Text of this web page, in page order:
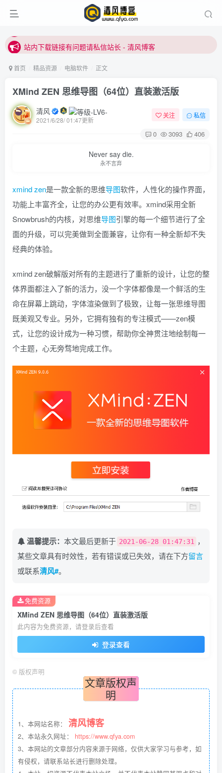
站内下载链接有问题请私信站长 - 清风博客
站内下载链接有问题请私信站长 - 清风博客
首页 精品资源 电脑软件 正文
XMind ZEN 思维导图（64位）直装激活版
清风
2021/6/28/ 01:47更新
关注 私信
0 3093 406
Never say die.
永不言弃
xmindzen是一款全新的思维导图软件，人性化的操作界面，
功能上丰富齐全，让您的办公更有效率。xmind采用全新
Snowbrush的内核，对思维导图引擎的每一个细节进行了全
面的升级，可以完美做到全面兼容，让你有一种全新却不失
经典的体验。
xmind zen破解版对所有的主题进行了重新的设计，让您的整
体界面都注入了新的活力，没一个字体都像是一个鲜活的生
命在屏幕上跳动，字体渲染做到了极致，让每一张思维导图
既美观又专业。另外，它拥有独有的专注模式——zen模
式，让您的设计成为一种习惯，帮助你全神贯注地绘制每一
个主题，心无旁骛地完成工作。
温馨提示： 本文最后更新于 2021-06-28 01:47:31
，
某些文章具有时效性，若有错误或已失效，请在下方留言
或联系清风#。
XMind ZEN 思维导图（64位）直装激活版
此内容为免费资源，请登录后查看
登录查看
免费资源
© 版权声明
文章版权声
明
1、本网站名称： 清风博客
2、本站永久网址： https://www.qfya.com
3、本网站的文章部分内容来源于网络，仅供大家学习与参考，如
有侵权，请联系站长进行删除处理。
用户名或邮箱
登录密码
记住登录 找回密码|免密登录
社交账号登录
QQ登录
码云登录
百度登录
使用社交账号登录即表示同意隐私声明